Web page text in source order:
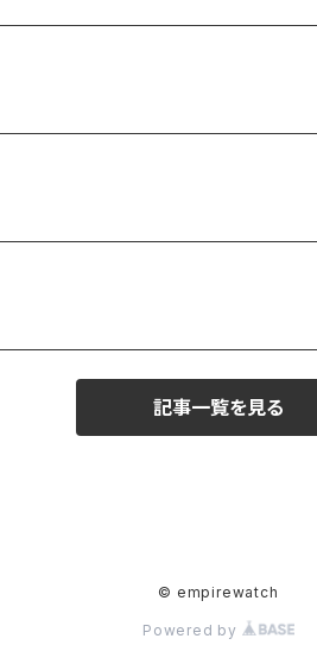
記事一覧を見る
© empirewatch
Powered by